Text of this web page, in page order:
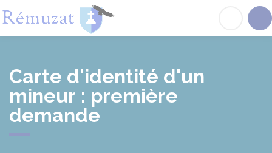
Carte d'identité d'un
mineur : première
demande